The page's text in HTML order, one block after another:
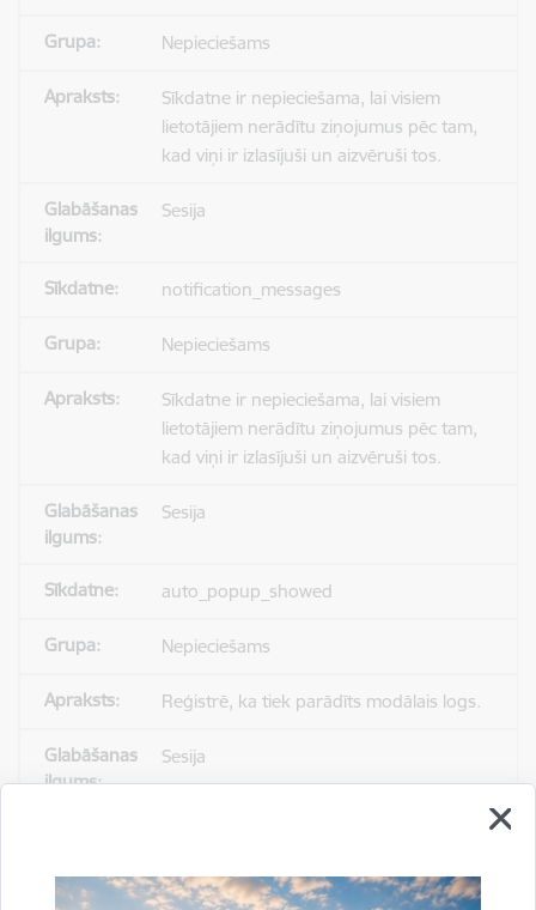
Nepieciešams
Sīkdatne ir nepieciešama, lai visiem
lietotājiem nerādītu ziņojumus pēc tam,
kad viņi ir izlasījuši un aizvēruši tos.
Sesija
notification_messages
Nepieciešams
Sīkdatne ir nepieciešama, lai visiem
lietotājiem nerādītu ziņojumus pēc tam,
kad viņi ir izlasījuši un aizvēruši tos.
Sesija
auto_popup_showed
Nepieciešams
Reģistrē, ka tiek parādīts modālais logs.
Sesija
Statistikas sīkdatnes (nepieciešamas, lai